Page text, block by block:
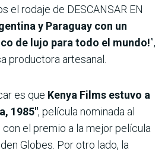
el rodaje de DESCANSAR EN
y Paraguay con un
de lujo para todo el mundo!”,
productora artesanal.
es que Kenya Films estuvo a
1985″, película nominada al
el premio a la mejor película
Globes. Por otro lado, la